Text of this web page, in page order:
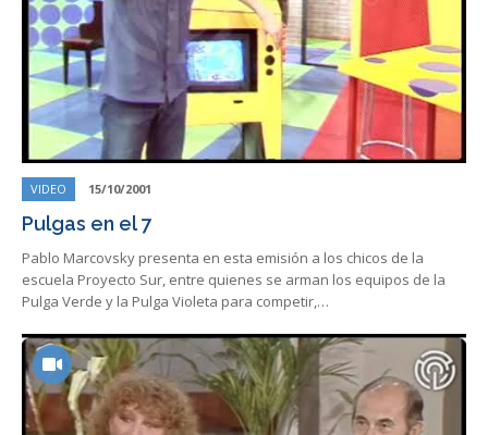
VIDEO 15/10/2001
Pulgas en el 7
Pablo Marcovsky presenta en esta emisión a los chicos de la
escuela Proyecto Sur, entre quienes se arman los equipos de la
Pulga Verde y la Pulga Violeta para competir,…